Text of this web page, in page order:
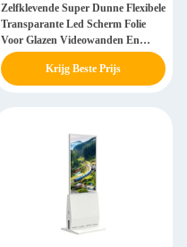
Zelfklevende Super Dunne Flexibele
Transparante Led Scherm Folie
Voor Glazen Videowanden En
Reclame
Krijg Beste Prijs